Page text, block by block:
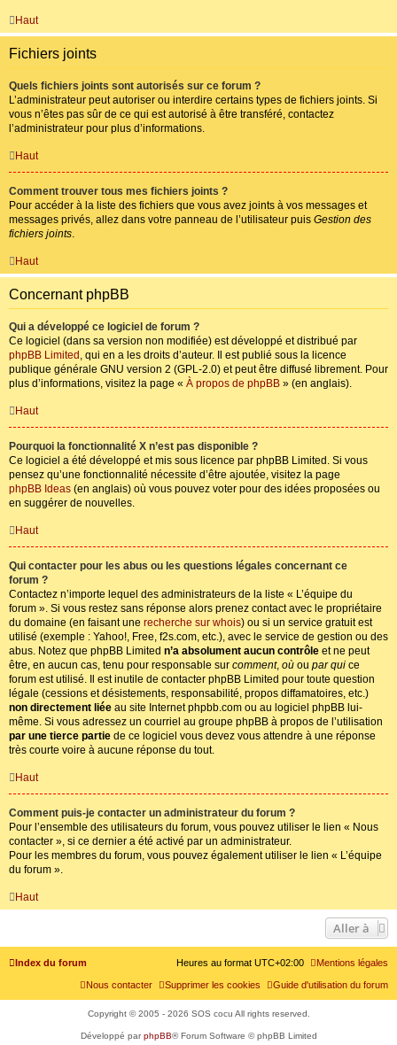
Haut
Fichiers joints
Quels fichiers joints sont autorisés sur ce forum ?
L’administrateur peut autoriser ou interdire certains types de fichiers joints. Si
vous n’êtes pas sûr de ce qui est autorisé à être transféré, contactez
l’administrateur pour plus d’informations.
Haut
Comment trouver tous mes fichiers joints ?
Pour accéder à la liste des fichiers que vous avez joints à vos messages et
messages privés, allez dans votre panneau de l’utilisateur puis Gestion des
fichiers joints.
Haut
Concernant phpBB
Qui a développé ce logiciel de forum ?
Ce logiciel (dans sa version non modifiée) est développé et distribué par
phpBB Limited , qui en a les droits d’auteur. Il est publié sous la licence
publique générale GNU version 2 (GPL-2.0) et peut être diffusé librement. Pour
plus d’informations, visitez la page « À propos de phpBB » (en anglais).
Haut
Pourquoi la fonctionnalité X n’est pas disponible ?
Ce logiciel a été développé et mis sous licence par phpBB Limited. Si vous
pensez qu’une fonctionnalité nécessite d’être ajoutée, visitez la page
phpBB Ideas (en anglais) où vous pouvez voter pour des idées proposées ou
en suggérer de nouvelles.
Haut
Qui contacter pour les abus ou les questions légales concernant ce
forum ?
Contactez n’importe lequel des administrateurs de la liste « L’équipe du
forum ». Si vous restez sans réponse alors prenez contact avec le propriétaire
du domaine (en faisant une recherche sur whois) ou si un service gratuit est
utilisé (exemple : Yahoo!, Free, f2s.com, etc.), avec le service de gestion ou des
abus. Notez que phpBB Limited n’a absolument aucun contrôle et ne peut
être, en aucun cas, tenu pour responsable sur comment, où ou par qui ce
forum est utilisé. Il est inutile de contacter phpBB Limited pour toute question
légale (cessions et désistements, responsabilité, propos diffamatoires, etc.)
non directement liée au site Internet phpbb.com ou au logiciel phpBB lui-
même. Si vous adressez un courriel au groupe phpBB à propos de l’utilisation
par une tierce partie de ce logiciel vous devez vous attendre à une réponse
très courte voire à aucune réponse du tout.
Haut
Comment puis-je contacter un administrateur du forum ?
Pour l’ensemble des utilisateurs du forum, vous pouvez utiliser le lien « Nous
contacter », si ce dernier a été activé par un administrateur.
Pour les membres du forum, vous pouvez également utiliser le lien « L’équipe
du forum ».
Haut
Aller à
Index du forum Mentions légales
Heures au format UTC+02:00
Guide d'utilisation du forum
Supprimer les cookies
Nous contacter
Copyright © 2005 - 2026 SOS cocu All rights reserved.
Développé parphpBB® Forum Software © phpBB Limited